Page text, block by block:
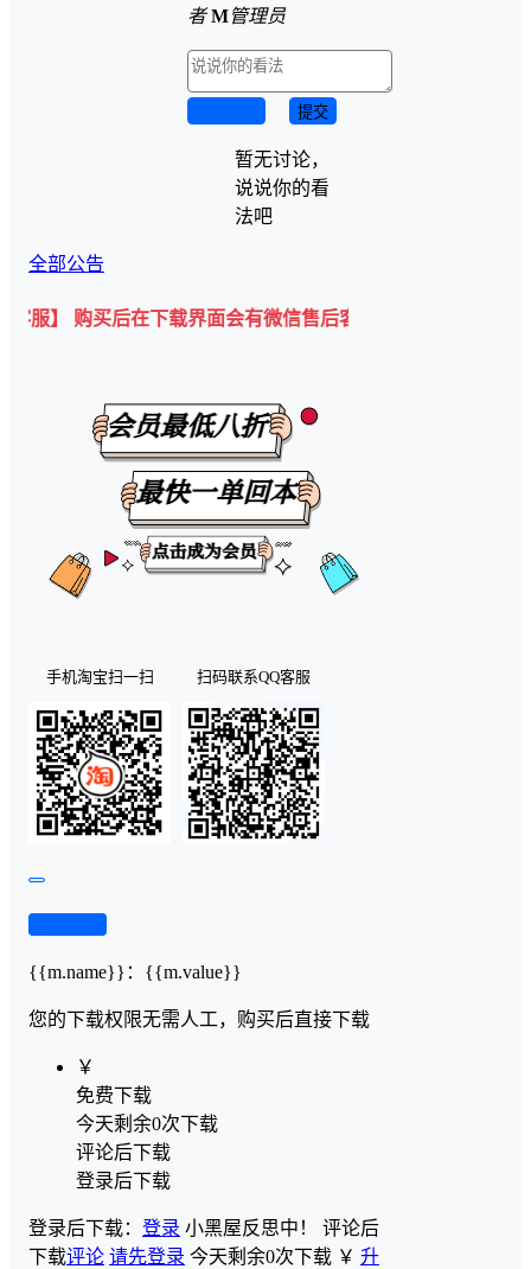
者 M管理员
提交
暂无讨论，
说说你的看
法吧
全部公告
后在下载界面会有微信售后客服二维码💡
手机淘宝扫一扫 扫码联系QQ客服
{{m.name}} ： {{m.value}}
您的下载权限无需人工，购买后直接下载
￥
免费下载
今天剩余0次下载
评论后下载
登录后下载
登录后下载： 登录 小黑屋反思中！ 评论后
下载评论 请先登录 今天剩余0次下载 ￥ 升